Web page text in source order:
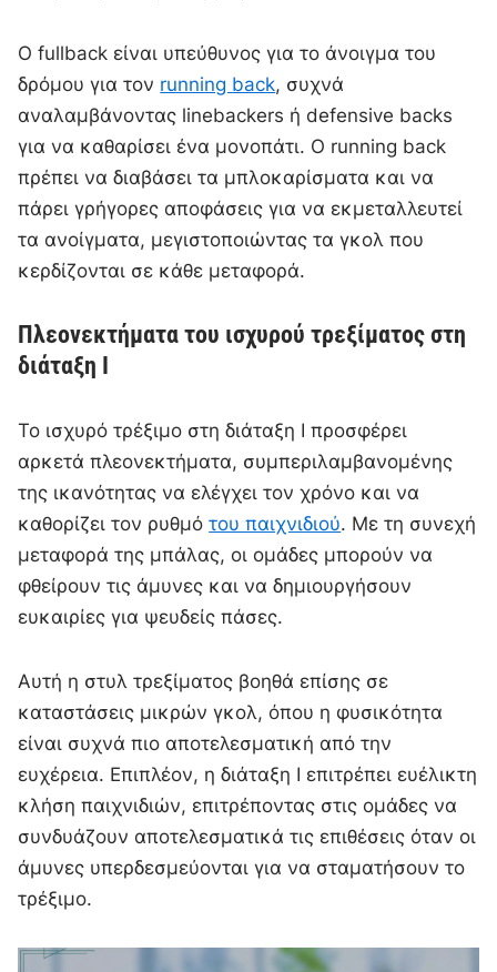
Ο fullback είναι υπεύθυνος για το άνοιγμα του
δρόμου για τον running back, συχνά
αναλαμβάνοντας linebackers ή defensive backs
για να καθαρίσει ένα μονοπάτι. Ο running back
πρέπει να διαβάσει τα μπλοκαρίσματα και να
πάρει γρήγορες αποφάσεις για να εκμεταλλευτεί
τα ανοίγματα, μεγιστοποιώντας τα γκολ που
κερδίζονται σε κάθε μεταφορά.
Πλεονεκτήματα του ισχυρού τρεξίματος στη
διάταξη I
Το ισχυρό τρέξιμο στη διάταξη I προσφέρει
αρκετά πλεονεκτήματα, συμπεριλαμβανομένης
της ικανότητας να ελέγχει τον χρόνο και να
καθορίζει τον ρυθμότου παιχνιδιού. Με τη συνεχή
μεταφορά της μπάλας, οι ομάδες μπορούν να
φθείρουν τις άμυνες και να δημιουργήσουν
ευκαιρίες για ψευδείς πάσες.
Αυτή η στυλ τρεξίματος βοηθά επίσης σε
καταστάσεις μικρών γκολ, όπου η φυσικότητα
είναι συχνά πιο αποτελεσματική από την
ευχέρεια. Επιπλέον, η διάταξη I επιτρέπει ευέλικτη
κλήση παιχνιδιών, επιτρέποντας στις ομάδες να
συνδυάζουν αποτελεσματικά τις επιθέσεις όταν οι
άμυνες υπερδεσμεύονται για να σταματήσουν το
τρέξιμο.